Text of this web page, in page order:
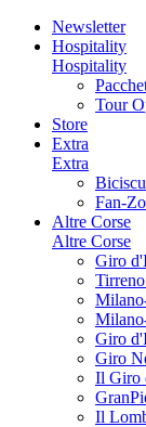
Newsletter
Hospitality
Hospitality
Tour
Store
Extra
Extra
Fan-
Altre Corse
Altre Corse
Giro
Giro
Giro
Il Giro
Il